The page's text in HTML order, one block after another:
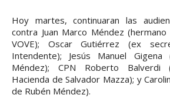
Hoy martes, continuaran las
contra Juan Marco Méndez
VOVE); Oscar Gutiérrez (ex
Intendente); Jesús Manuel Gigena
Méndez); CPN Roberto
Hacienda de Salvador Mazza); y
de Rubén Méndez).